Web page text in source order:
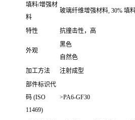
填料/增强材
料
玻璃纤维增强材料, 30% 填
特性 抗撞击性，高
外观
黑色
自然色
加工方法
注射成型
部件标识代
码 (ISO
11469)
>PA6-GF30